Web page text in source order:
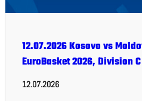
12.07.2026 Kosovo vs
EuroBasket 2026, Division C
12.07.2026